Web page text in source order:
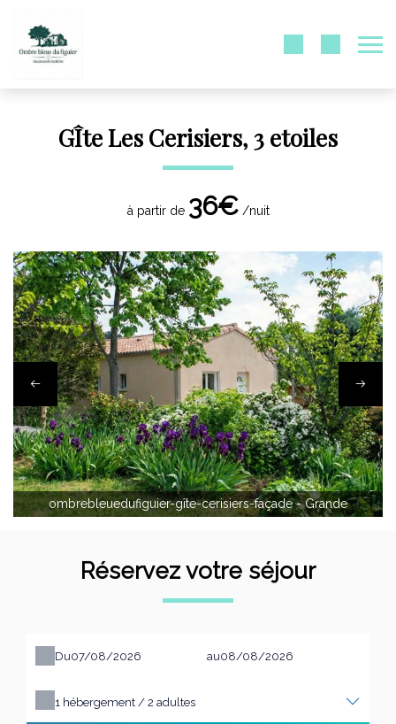
GÎte Les Cerisiers, 3 etoiles
à partir de 36€/nuit
ombrebleuedufiguier-gîte-cerisiers-façade - Grande
Réservez votre séjour
Du au
1 hébergement / 2 adultes